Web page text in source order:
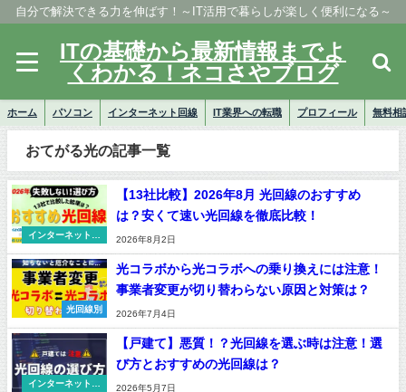
自分で解決できる力を伸ばす！～IT活用で暮らしが楽しく便利になる～
ITの基礎から最新情報までよ
くわかる！ネコさやブログ
ホーム パソコン インターネット回線 IT業界への転職 プロフィール 無料相
おてがる光の記事一覧
インターネット回
【13社比較】2026年8月 光回線のおすすめ
は？安くて速い光回線を徹底比較！
2026年8月2日
光回線別
光コラボから光コラボへの乗り換えには注意！
事業者変更が切り替わらない原因と対策は？
2026年7月4日
インターネット回
【戸建て】悪質！？光回線を選ぶ時は注意！選
び方とおすすめの光回線は？
2026年5月7日